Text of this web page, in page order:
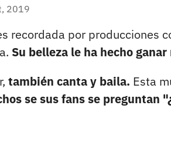
2019
recordada por producciones
Su belleza le ha hecho
también canta y baila. Esta
se sus fans se preguntan